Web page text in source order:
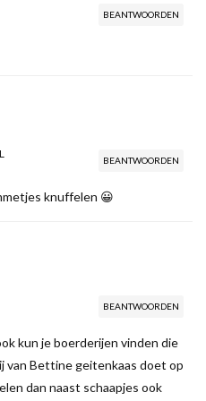
BEANTWOORDEN
BEANTWOORDEN
knuffelen 😀
BEANTWOORDEN
kun je boerderijen vinden die
van Bettine geitenkaas doet op
dan naast schaapjes ook